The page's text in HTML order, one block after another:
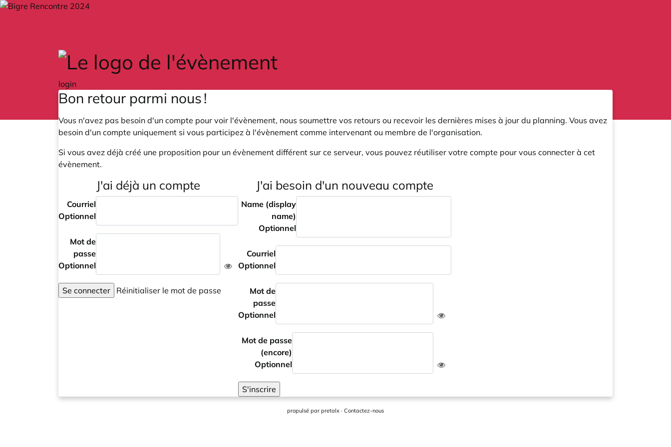
Skip to main content
login
Bon retour parmi nous !
Vous n'avez pas besoin d'un compte pour voir l'évènement, nous soumettre vos retours ou recevoir les dernières mises à jour du planning. Vous avez
besoin d'un compte uniquement si vous participez à l'évènement comme intervenant ou membre de l'organisation.
Si vous avez déjà créé une proposition pour un évènement différent sur ce serveur, vous pouvez réutiliser votre compte pour vous connecter à cet
évènement.
J'ai déjà un compte
Courriel
Optionnel
Mot de
passe
Optionnel
Se connecter Réinitialiser le mot de passe
J'ai besoin d'un nouveau compte
Name (display
name)
Optionnel
Courriel
Optionnel
Mot de
passe
Optionnel
Mot de passe
(encore)
Optionnel
S'inscrire
propulsé par pretalx · Contactez-nous